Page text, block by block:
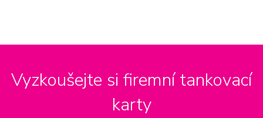
Vyzkoušejte si firemní tankovací
karty